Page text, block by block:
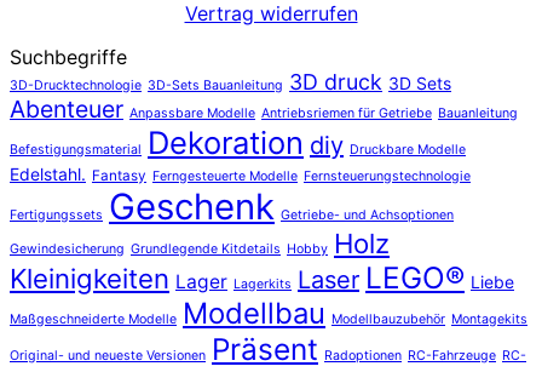
Vertrag widerrufen
Suchbegriffe
3D-Drucktechnologie 3D-Sets Bauanleitung 3D druck 3D Sets
Abenteuer Anpassbare Modelle Antriebsriemen für Getriebe Bauanleitung
Befestigungsmaterial Dekoration diy Druckbare Modelle
Edelstahl. Fantasy Ferngesteuerte Modelle Fernsteuerungstechnologie
Fertigungssets Geschenk Getriebe- und Achsoptionen
Gewindesicherung Grundlegende Kitdetails Hobby Holz
Kleinigkeiten Lager Lagerkits Laser LEGO® Liebe
Maßgeschneiderte Modelle Modellbau Modellbauzubehör Montagekits
Original- und neueste Versionen Präsent Radoptionen RC-Fahrzeuge RC-